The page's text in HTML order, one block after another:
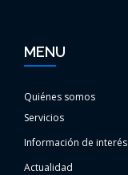
MENU
Quiénes somos
Servicios
Información de interés
Actualidad